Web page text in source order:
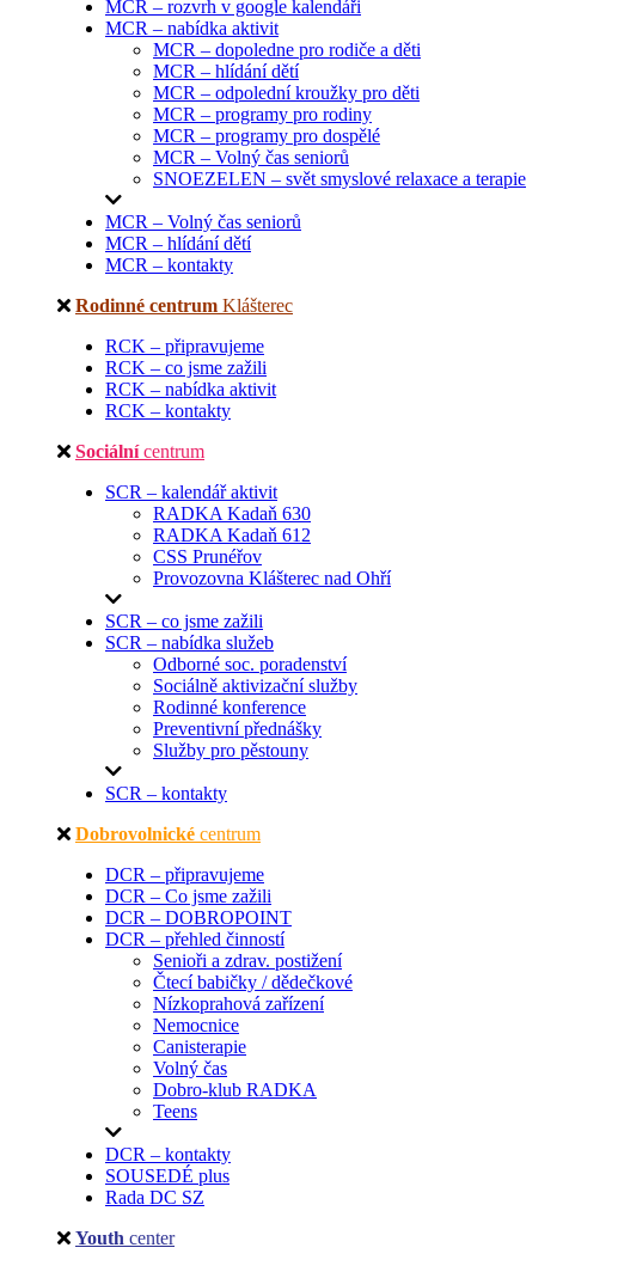
MCR – rozvrh v google kalendáři
MCR – nabídka aktivit
MCR – dopoledne pro rodiče a děti
MCR – hlídání dětí
MCR – odpolední kroužky pro děti
MCR – programy pro rodiny
MCR – programy pro dospělé
MCR – Volný čas seniorů
SNOEZELEN – svět smyslové relaxace a terapie
MCR – Volný čas seniorů
MCR – hlídání dětí
MCR – kontakty
Rodinné centrum Klášterec
RCK – připravujeme
RCK – co jsme zažili
RCK – nabídka aktivit
RCK – kontakty
Sociální centrum
SCR – kalendář aktivit
RADKA Kadaň 630
RADKA Kadaň 612
CSS Prunéřov
Provozovna Klášterec nad Ohří
SCR – co jsme zažili
SCR – nabídka služeb
Odborné soc. poradenství
Sociálně aktivizační služby
Rodinné konference
Preventivní přednášky
Služby pro pěstouny
SCR – kontakty
Dobrovolnické centrum
DCR – připravujeme
DCR – Co jsme zažili
DCR – DOBROPOINT
DCR – přehled činností
Senioři a zdrav. postižení
Čtecí babičky / dědečkové
Nízkoprahová zařízení
Nemocnice
Canisterapie
Volný čas
Dobro-klub RADKA
Teens
DCR – kontakty
SOUSEDÉ plus
Rada DC SZ
Youth center